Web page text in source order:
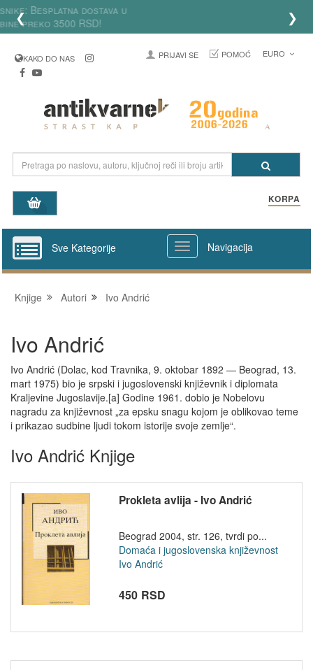
❮
Za registrovane korisnike: Besplatna dostava u
Srbiji za porudžbine preko 3500 RSD!
❯
KAKO DO NAS PRIJAVI SE POMOĆ EURO
KORPA
Sve Kategorije Navigacija
Knjige Autori Ivo Andrić
Ivo Andrić
Ivo Andrić (Dolac, kod Travnika, 9. oktobar 1892 — Beograd, 13.
mart 1975) bio je srpski i jugoslovenski književnik i diplomata
Kraljevine Jugoslavije.[a] Godine 1961. dobio je Nobelovu
nagradu za književnost „za epsku snagu kojom je oblikovao teme
i prikazao sudbine ljudi tokom istorije svoje zemlje“.
Ivo Andrić Knjige
Prokleta avlija - Ivo Andrić
Beograd 2004, str. 126, tvrdi po...
Domaća i jugoslovenska književnost
Ivo Andrić
450 RSD